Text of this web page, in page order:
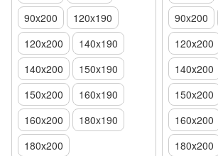
90x200
120x190
120х200
140x190
140х200
150х190
150x200
160x190
160x200
180x190
180х200
90x200
120х200
140х200
150x200
160x200
180х200